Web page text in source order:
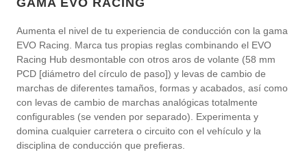
GAMA EVO RACING
Aumenta el nivel de tu experiencia de conducción con la gama
EVO Racing. Marca tus propias reglas combinando el EVO
Racing Hub desmontable con otros aros de volante (58 mm
PCD [diámetro del círculo de paso]) y levas de cambio de
marchas de diferentes tamaños, formas y acabados, así como
con levas de cambio de marchas analógicas totalmente
configurables (se venden por separado). Experimenta y
domina cualquier carretera o circuito con el vehículo y la
disciplina de conducción que prefieras.